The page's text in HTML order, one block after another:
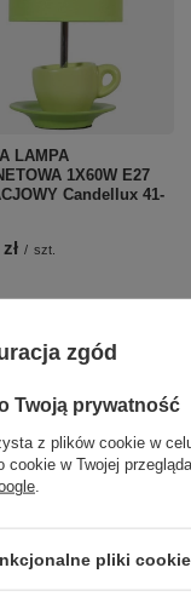
LAMPA
1X60W E27
Candellux 41-
/ szt.
zgód
Twoją prywatność
z plików cookie w
cookie w Twojej
pliki